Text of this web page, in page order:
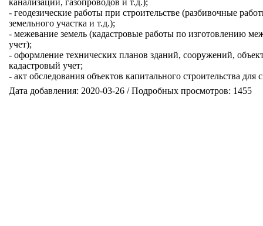
- геодезические работы при строительстве (разбивочные
земельного участка и т.д.);
- межевание земель (кадастровые работы по изготовлению
учет);
- оформление технических планов зданий, сооружений,
кадастровый учет;
- акт обследования объектов капитального строительства для
Дата добавления: 2020-03-26 / Подробных просмотров: 1455